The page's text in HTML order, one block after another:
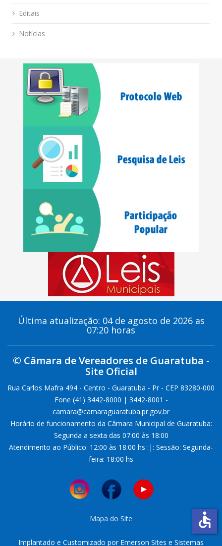
Editais
Notícias
Última atualização: 04 de agosto de 2026 as
07:20 horas
© Câmara de Vereadores de Guaratuba -
Site Oficial
Rua Carlos Mafra 494 - Centro - Guaratuba - Pr - CEP 83280-000
Fone (41) 3442-8000 | 3442-8001 -
camara@camaraguaratuba.pr.gov.br
Horário de funcionamento da Câmara Municipal de Guaratuba:
Segunda a sexta das 07:00 às 18:00
Atendimento ao Público: 12:00 às 18:00 hs :|: Sessão: Segunda-
feira: 18:00 hs
Mapa do Site
Implantado e Customizado por Emerson Sites e Sistemas
accessible